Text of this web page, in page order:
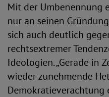
Mit der Umbenennung
nur an seinen
sich auch deutlich
rechtsextremer
Ideologien. „Gerade in
wieder zunehmende